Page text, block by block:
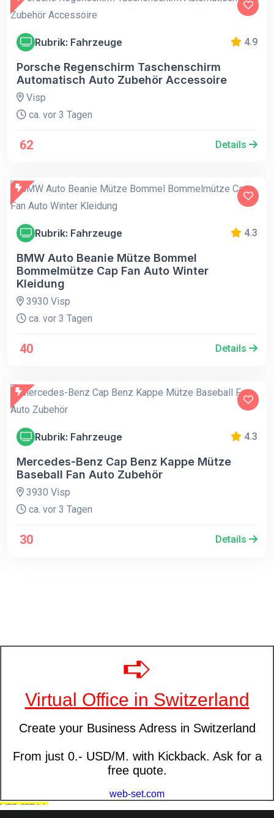
Rubrik: Fahrzeuge 4.9
Porsche Regenschirm Taschenschirm
Automatisch Auto Zubehör Accessoire
Visp
ca. vor 3 Tagen
62 Details
Rubrik: Fahrzeuge 4.3
BMW Auto Beanie Mütze Bommel
Bommelmütze Cap Fan Auto Winter
Kleidung
3930 Visp
ca. vor 3 Tagen
40 Details
Rubrik: Fahrzeuge 4.3
Mercedes-Benz Cap Benz Kappe Mütze
Baseball Fan Auto Zubehör
3930 Visp
ca. vor 3 Tagen
30 Details